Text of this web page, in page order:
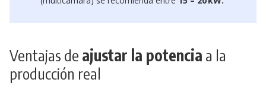
Ventajas de ajustar la potencia a la
producción real